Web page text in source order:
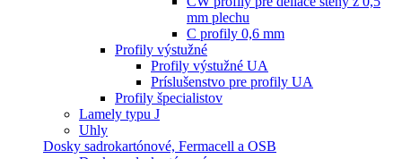
mm plechu
C profily 0,6 mm
Profily výstužné
Profily výstužné UA
Príslušenstvo pre profily UA
Profily špecialistov
Lamely typu J
Uhly
Dosky sadrokartónové, Fermacell a OSB